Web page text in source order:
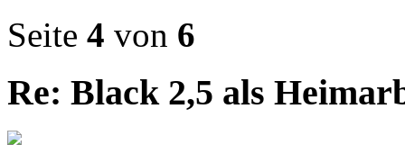
Seite 4 von 6
Re: Black 2,5 als